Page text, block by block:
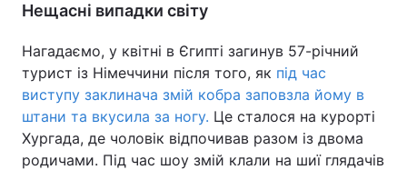
Нещасні випадки світу
Нагадаємо, у квітні в Єгипті загинув 57-річний
турист із Німеччини після того, як під час
виступу заклинача змій кобра заповзла йому в
штани та вкусила за ногу. Це сталося на курорті
Хургада, де чоловік відпочивав разом із двома
родичами. Під час шоу змій клали на шиї глядачів